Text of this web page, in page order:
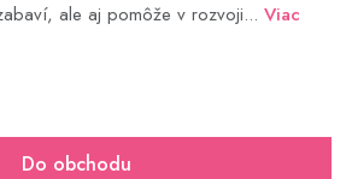
ale aj pomôže v rozvoji... Viac
Do obchodu